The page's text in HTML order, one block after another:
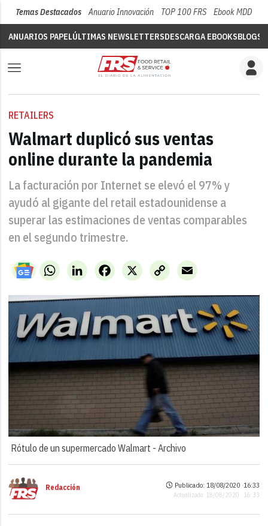
Temas Destacados Anuario Innovación TOP 100 FRS Ebook MDD
ANUARIOS PAPELÚLTIMAS NEWSLETTERSDESCARGA EBOOKSBLOGS
RETAILERS
Walmart duplicó sus ventas
online durante la pandemia
La facturación por Internet se elevó el 97% y
ayudó al gigante del retail estadounidense a
superar las estimaciones de ventas comparables
en el segundo trimestre.
WhatsAppLinkedIn X
Facebook
Copy
Link
Email
Rótulo de un supermercado Walmart -Archivo
Redacción Publicado: 18/08/2020 ·16:33
Actualizado: 18/08/2020 · 16:33